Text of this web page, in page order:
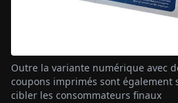
Outre la variante numérique avec
coupons imprimés sont également
cibler les consommateurs finaux